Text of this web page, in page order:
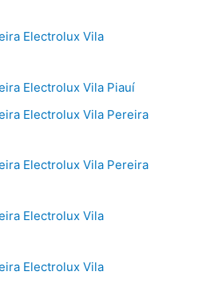
Electrolux Vila
Electrolux Vila Piauí
Electrolux Vila Pereira
Electrolux Vila Pereira
Electrolux Vila
Electrolux Vila